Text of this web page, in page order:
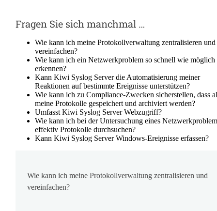
Fragen Sie sich manchmal …
Wie kann ich meine Protokollverwaltung zentralisieren und
vereinfachen?
Wie kann ich ein Netzwerkproblem so schnell wie möglich
erkennen?
Kann Kiwi Syslog Server die Automatisierung meiner
Reaktionen auf bestimmte Ereignisse unterstützen?
Wie kann ich zu Compliance-Zwecken sicherstellen, dass
meine Protokolle gespeichert und archiviert werden?
Umfasst Kiwi Syslog Server Webzugriff?
Wie kann ich bei der Untersuchung eines
effektiv Protokolle durchsuchen?
Kann Kiwi Syslog Server Windows-Ereignisse erfassen?
Wie kann ich meine Protokollverwaltung zentralisieren und
vereinfachen?